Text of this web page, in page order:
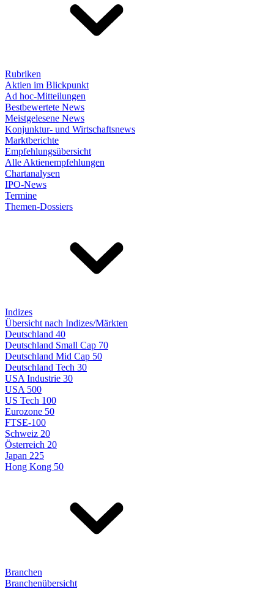
Rubriken
Aktien im Blickpunkt
Ad hoc-Mitteilungen
Bestbewertete News
Meistgelesene News
Konjunktur- und Wirtschaftsnews
Marktberichte
Empfehlungsübersicht
Alle Aktienempfehlungen
Chartanalysen
IPO-News
Termine
Themen-Dossiers
Indizes
Übersicht nach Indizes/Märkten
Deutschland 40
Deutschland Small Cap 70
Deutschland Mid Cap 50
Deutschland Tech 30
USA Industrie 30
USA 500
US Tech 100
Eurozone 50
FTSE-100
Schweiz 20
Österreich 20
Japan 225
Hong Kong 50
Branchen
Branchenübersicht